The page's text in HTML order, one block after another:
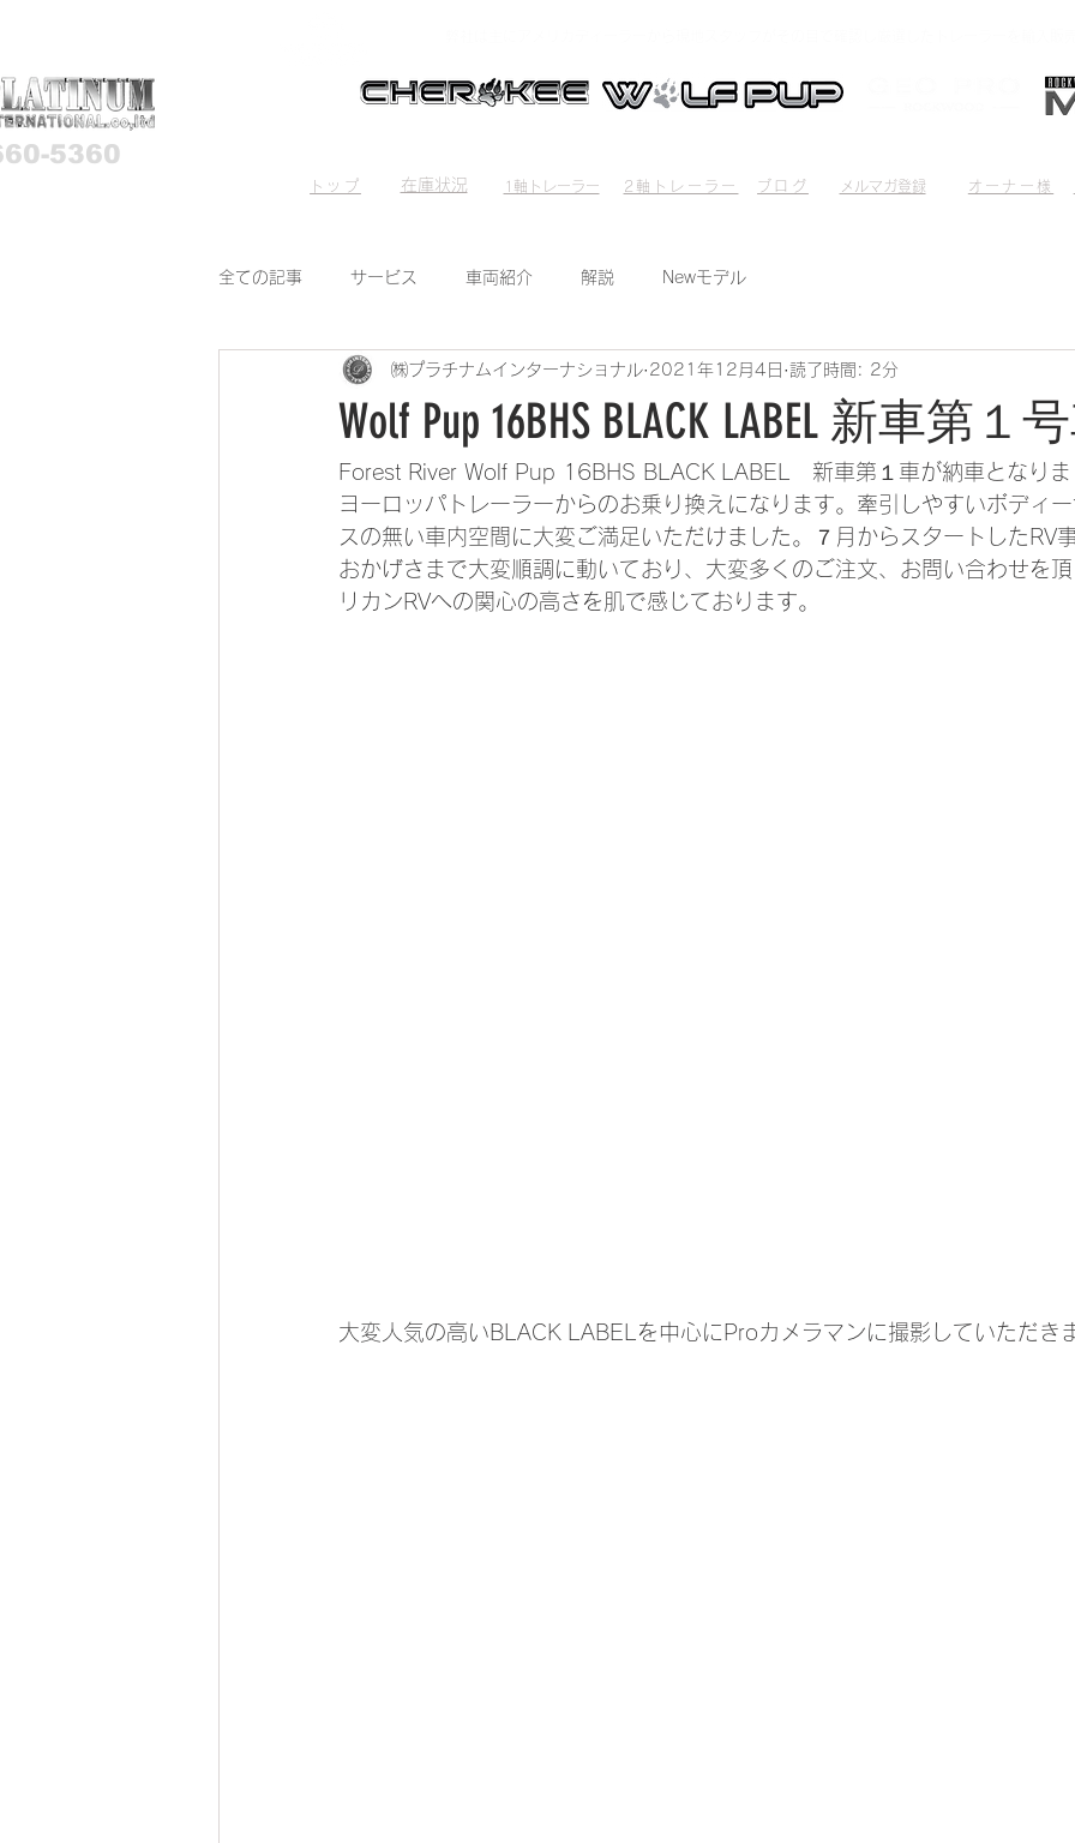
5360
トップ 在庫状況 1軸トレーラー​​ 2軸トレーラー ブログ メルマガ登録 オーナー様
全ての記事 サービス 車両紹介 解説 Newモデル
Wolf Pup 16BHS BLACK LABEL 新車第１
㈱プラチナムインターナショナル 2021年12月4日 読了時間: 2分
Forest River Wolf Pup 16BHS BLACK LABEL　新車第１車が納車となりま
ヨーロッパトレーラーからのお乗り換えになります。牽引しやすいボディ
スの無い車内空間に大変ご満足いただけました。７月からスタートしたRV
おかげさまで大変順調に動いており、大変多くのご注文、お問い合わせを
リカンRVへの関心の高さを肌で感じております。
大変人気の高いBLACK LABELを中心にProカメラマンに撮影していただき